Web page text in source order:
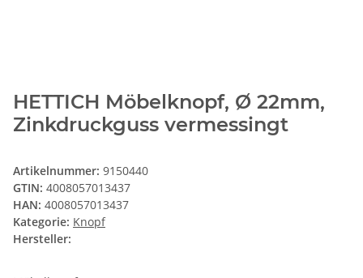
HETTICH Möbelknopf, Ø 22mm,
Zinkdruckguss vermessingt
Artikelnummer: 9150440
GTIN: 4008057013437
HAN: 4008057013437
Kategorie: Knopf
Hersteller: